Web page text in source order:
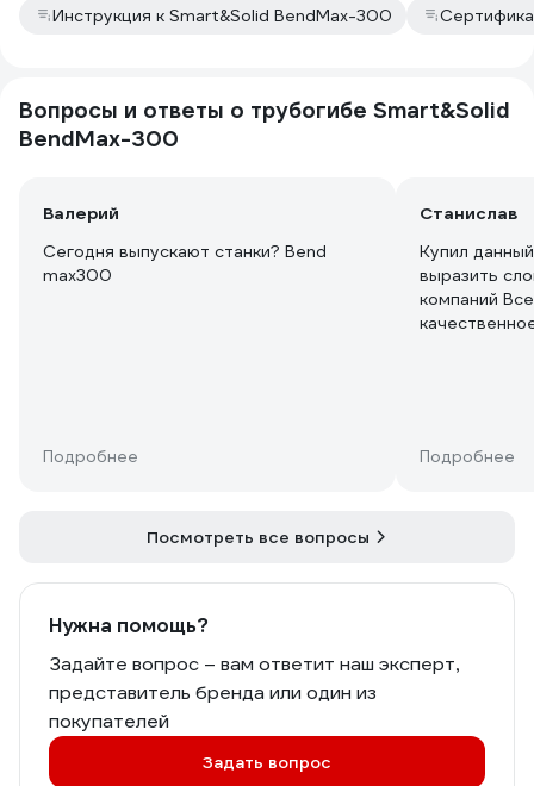
Инструкция к Smart&Solid BendMax-300
Вопросы и ответы о трубогибе Smart&Solid
BendMax-300
Валерий
Сегодня выпускают станки? Bend
max300
Подробнее
Станислав
Купил
выразить
компаний
Подробнее
Посмотреть все вопросы
Нужна помощь?
Задайте вопрос – вам ответит наш эксперт,
представитель бренда или один из
покупателей
Задать вопрос